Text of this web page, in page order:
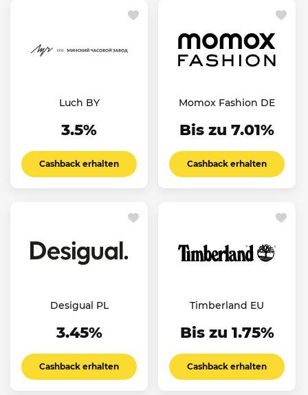
Luch BY
3.5%
Cashback erhalten
Momox Fashion DE
Bis zu 7.01%
Cashback erhalten
Desigual PL
3.45%
Cashback erhalten
Timberland EU
Bis zu 1.75%
Cashback erhalten